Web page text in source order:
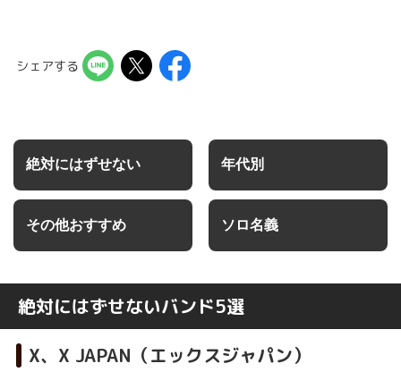
シェアする
絶対にはずせない 年代別
その他おすすめ ソロ名義
絶対にはずせないバンド5選
X、X JAPAN（エックスジャパン）